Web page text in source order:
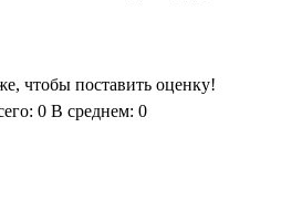
чтобы поставить оценку!
0В среднем: 0